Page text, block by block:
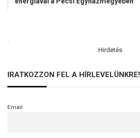
.
Hirdetés
IRATKOZZON FEL A HÍRLEVELÜNKRE!
Email